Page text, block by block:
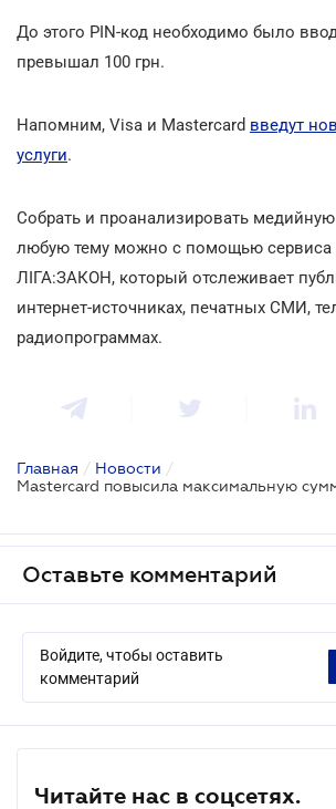
До этого PIN-код необходимо было
превышал 100 грн.
Напомним, Visa и Mastercard введут
услуги.
Собрать и проанализировать
любую тему можно с помощью сервиса
ЛІГА:ЗАКОН, который отслеживает
интернет-источниках, печатных СМИ,
радиопрограммах.
Главная / Новости /
Оставьте комментарий
Войдите, чтобы оставить
комментарий
Читайте нас в соцсетях.